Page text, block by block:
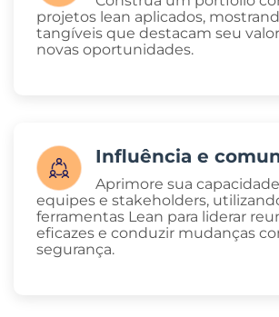
projetos lean aplicados,
tangíveis que destacam seu
novas oportunidades.
Influência e
Aprimore sua
equipes e stakeholders,
ferramentas Lean para liderar
eficazes e conduzir mudanças
segurança.